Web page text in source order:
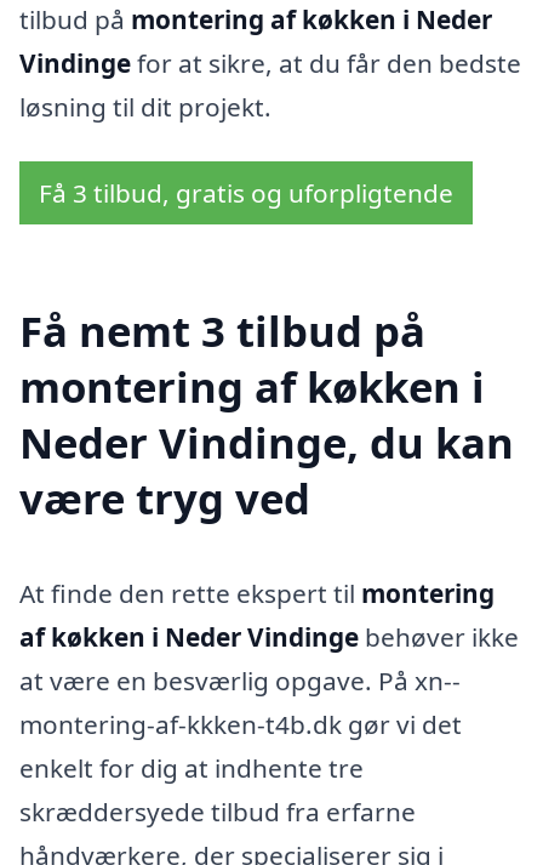
tilbud på montering af køkken i Neder
Vindingefor at sikre, at du får den bedste
løsning til dit projekt.
Få 3 tilbud, gratis og uforpligtende
Få nemt 3 tilbud på
montering af køkken i
Neder Vindinge, du kan
være tryg ved
At finde den rette ekspert til montering
af køkken i Neder Vindinge behøver ikke
at være en besværlig opgave. På xn--
montering-af-kkken-t4b.dk gør vi det
enkelt for dig at indhente tre
skræddersyede tilbud fra erfarne
håndværkere, der specialiserer sig i